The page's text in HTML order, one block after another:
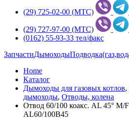
(29) 725-02-00 (МТС)
(29) 727-97-00 (МТС)
(0162) 55-93-33 тел/факс
ЗапчастиДымоходы
Home
Каталог
Дымоходы для газовых котлов,
дымоходы, Отводы, колена
Отвод 60/100 коакс. AL 45° M/F
AL60/100B45